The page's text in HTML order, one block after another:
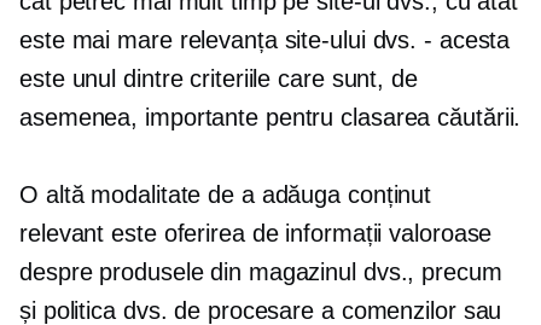
este mai mare relevanța site-ului dvs. - acesta
este unul dintre criteriile care sunt, de
asemenea, importante pentru clasarea căutării.
O altă modalitate de a adăuga conținut
relevant este oferirea de informații valoroase
despre produsele din magazinul dvs., precum
și politica dvs. de procesare a comenzilor sau